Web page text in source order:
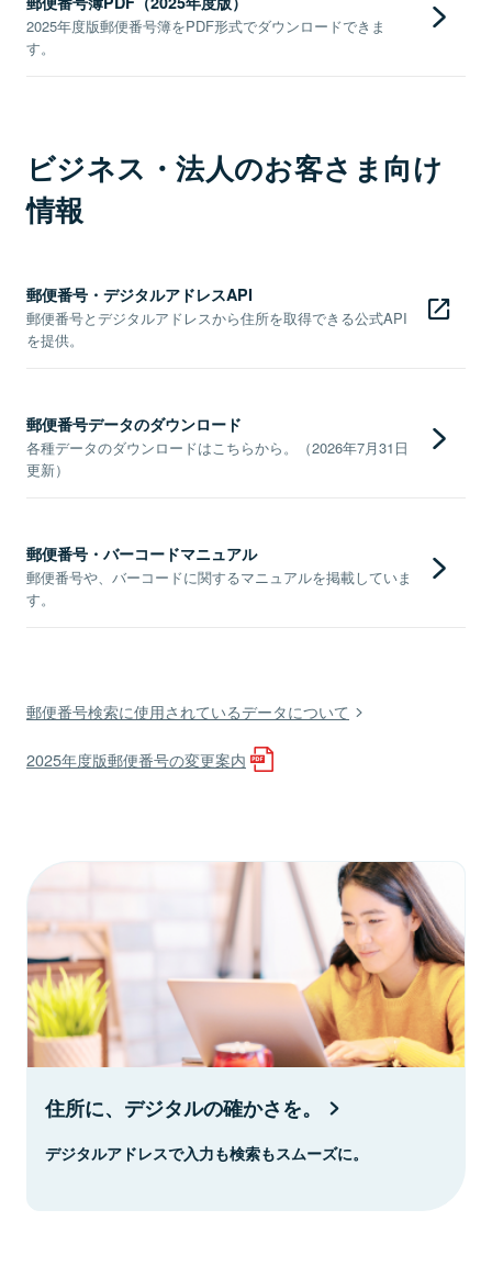
2025年度版郵便番号簿をPDF形式でダウンロードできま
す。
ビジネス・法人のお客さま向け
情報
郵便番号・デジタルアドレスAPI
郵便番号とデジタルアドレスから住所を取得できる公式API
を提供。
郵便番号データのダウンロード
各種データのダウンロードはこちらから。（2026年7月31日
更新）
郵便番号・バーコードマニュアル
郵便番号や、バーコードに関するマニュアルを掲載していま
す。
郵便番号検索に使用されているデータについて
2025年度版郵便番号の変更案内
住所に、デジタルの確かさを。
デジタルアドレスで入力も検索もスムーズに。